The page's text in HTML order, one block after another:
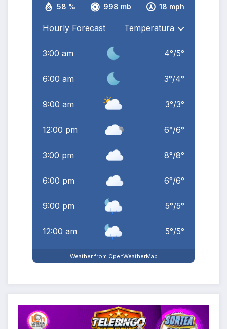
58 % 998 mb 18 mph
Hourly Forecast
3:00 am 4°/5°
6:00 am 3°/4°
9:00 am 3°/3°
12:00 pm 6°/6°
3:00 pm 8°/8°
6:00 pm 6°/6°
9:00 pm 5°/5°
12:00 am 5°/5°
Weather from OpenWeatherMap